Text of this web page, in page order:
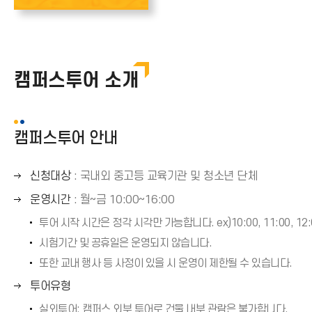
캠퍼스투어 소개
캠퍼스투어 안내
오
른
화
살
표
→
)
신청대상: 국내외 중고등 교육기관 및 청소년 단체
오
살
표
운영시간: 월~금 10:00~16:00
투어 시작 시간은 정각 시각만 가능합니다. ex)10:00, 11:00,
시험기간 및 공휴일은 운영되지 않습니다.
또한 교내 행사 등 사정이 있을 시 운영이 제한될 수 있습니다.
오
투어유형
실외투어: 캠퍼스 외부 투어로 건물 내부 관람은 불가합니다.